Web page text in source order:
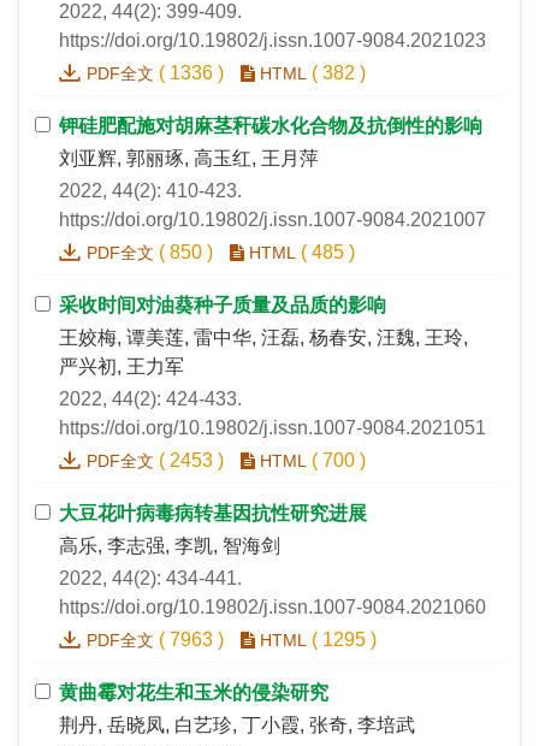
2022, 44(2): 399-409.
https://doi.org/10.19802/j.issn.1007-9084.2021023
PDF全文 ( 1336 ) HTML ( 382 )
钾硅肥配施对胡麻茎秆碳水化合物及抗倒性的影响
刘亚辉, 郭丽琢, 高玉红, 王月萍
2022, 44(2): 410-423.
https://doi.org/10.19802/j.issn.1007-9084.2021007
PDF全文 ( 850 ) HTML ( 485 )
采收时间对油葵种子质量及品质的影响
王姣梅, 谭美莲, 雷中华, 汪磊, 杨春安, 汪魏, 王玲,
严兴初, 王力军
2022, 44(2): 424-433.
https://doi.org/10.19802/j.issn.1007-9084.2021051
PDF全文 ( 2453 ) HTML ( 700 )
大豆花叶病毒病转基因抗性研究进展
高乐, 李志强, 李凯, 智海剑
2022, 44(2): 434-441.
https://doi.org/10.19802/j.issn.1007-9084.2021060
PDF全文 ( 7963 ) HTML ( 1295 )
黄曲霉对花生和玉米的侵染研究
荆丹, 岳晓凤, 白艺珍, 丁小霞, 张奇, 李培武